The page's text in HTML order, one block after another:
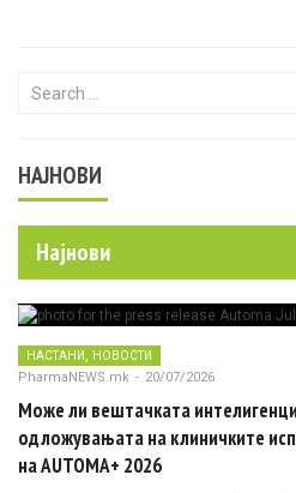
Search for:
НАЈНОВИ
Најнови
НАСТАНИ, НОВОСТИ
PharmaNEWS.mk - 20/07/2026
Може ли вештачката
одложувањата на клиничките
на AUTOMA+ 2026